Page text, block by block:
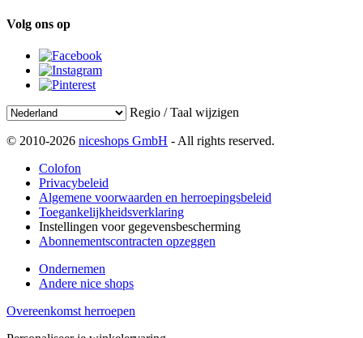
Volg ons op
Regio / Taal wijzigen
© 2010-2026 niceshops GmbH - All rights reserved.
Colofon
Privacybeleid
Algemene voorwaarden en herroepingsbeleid
Toegankelijkheidsverklaring
Instellingen voor gegevensbescherming
Abonnementscontracten opzeggen
Ondernemen
Andere nice shops
Overeenkomst herroepen